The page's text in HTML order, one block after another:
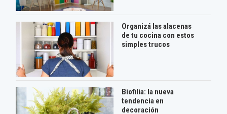
Organizá las alacenas
de tu cocina con estos
simples trucos
Biofilia: la nueva
tendencia en
decoración